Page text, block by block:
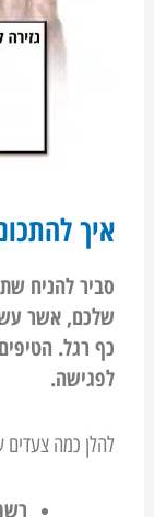
איך
סביר להניח
שלכם, אשר
כף רגל.
לפגישה.
להלן כמה צעדים